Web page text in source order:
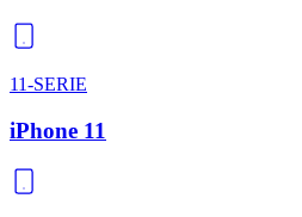
11-SERIE
iPhone 11